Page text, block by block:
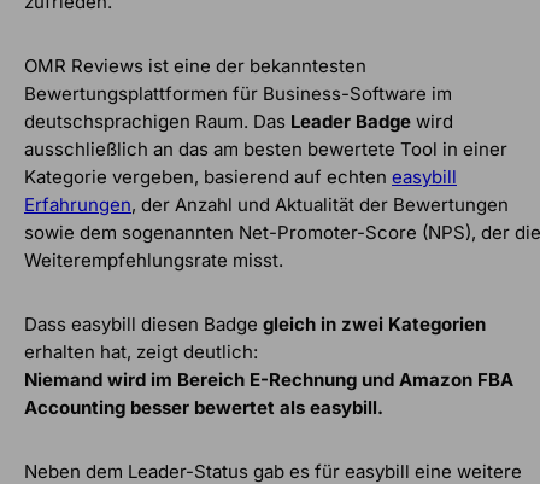
OMR Reviews ist eine der bekanntesten
Bewertungsplattformen für Business-Software im
deutschsprachigen Raum. Das Leader Badge wird
ausschließlich an das am besten bewertete Tool in einer
Kategorie vergeben, basierend auf echten easybill
Erfahrungen, der Anzahl und Aktualität der Bewertungen
sowie dem sogenannten Net-Promoter-Score (NPS), der die
Weiterempfehlungsrate misst.
Dass easybill diesen Badge gleich in zwei Kategorien
erhalten hat, zeigt deutlich:
Niemand wird im Bereich E-Rechnung und Amazon FBA
Accounting besser bewertet als easybill.
Neben dem Leader-Status gab es für easybill eine weitere